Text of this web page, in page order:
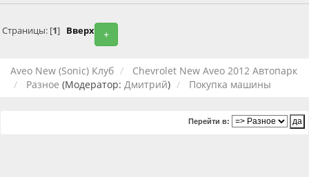
+
Страницы: [1] Вверх
Aveo New (Sonic) Клуб
Chevrolet New Aveo 2012 Автопарк
Разное (Модератор: Дмитрий) Покупка машины
Перейти в: